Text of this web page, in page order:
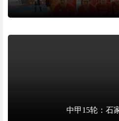
中甲15轮：石